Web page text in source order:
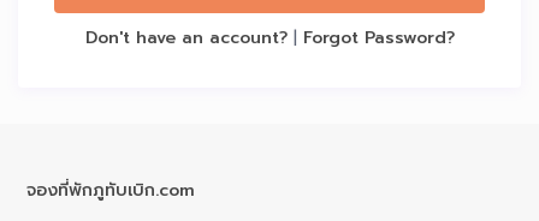
Don't have an account?| Forgot Password?
จองที่พักภูทับเบิก.com